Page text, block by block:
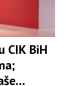
CIK BiH